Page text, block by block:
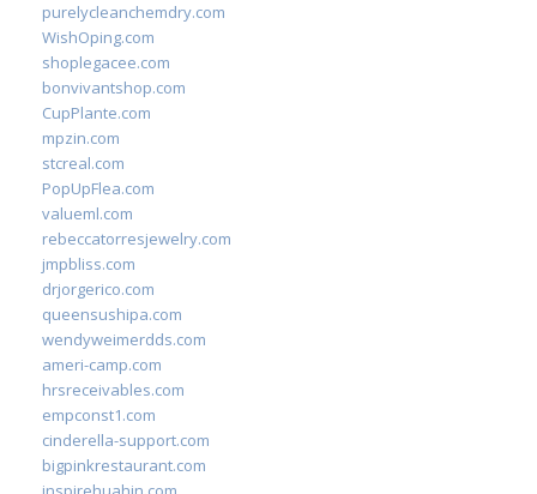
purelycleanchemdry.com
WishOping.com
shoplegacee.com
bonvivantshop.com
CupPlante.com
mpzin.com
stcreal.com
PopUpFlea.com
valueml.com
rebeccatorresjewelry.com
jmpbliss.com
drjorgerico.com
queensushipa.com
wendyweimerdds.com
ameri-camp.com
hrsreceivables.com
empconst1.com
cinderella-support.com
bigpinkrestaurant.com